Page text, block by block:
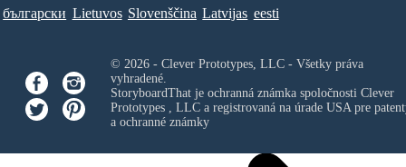
български Lietuvos Slovenščina Latvijas eesti
© 2026 - Clever Prototypes, LLC - Všetky práva
vyhradené.
StoryboardThat je ochranná známka spoločnosti Clever
Prototypes , LLCa registrovaná na úrade USA pre
a ochranné známky